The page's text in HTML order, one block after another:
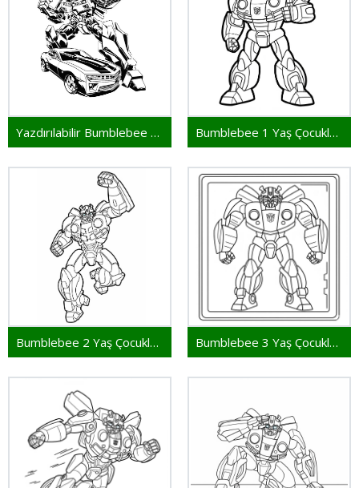
Yazdırılabilir Bumblebee Çocuklar İçin Bumblebee 1 Yaş Çocuklar İçin
Bumblebee 2 Yaş Çocuklar İçin Bumblebee 3 Yaş Çocuklar İçin